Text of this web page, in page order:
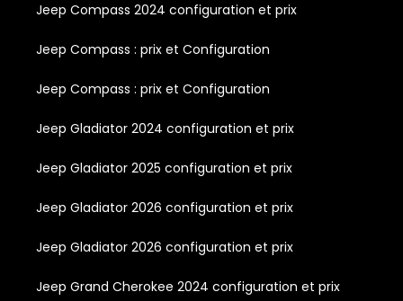
Jeep Compass 2024 configuration et prix
Jeep Compass : prix et Configuration
Jeep Compass : prix et Configuration
Jeep Gladiator 2024 configuration et prix
Jeep Gladiator 2025 configuration et prix
Jeep Gladiator 2026 configuration et prix
Jeep Gladiator 2026 configuration et prix
Jeep Grand Cherokee 2024 configuration et prix